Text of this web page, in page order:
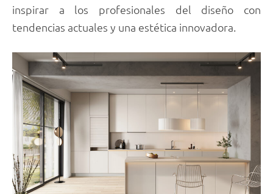
inspirar a los profesionales del diseño con
tendencias actuales y una estética innovadora.